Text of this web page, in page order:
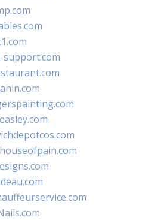
support.com